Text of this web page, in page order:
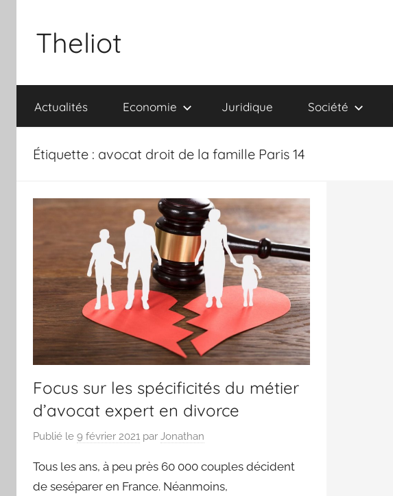
contenu
Theliot
Actualités Economie Juridique Société
Étiquette : avocat droit de la famille Paris 14
Focus sur les spécificités du métier
d’avocat expert en divorce
Publié le 9 février 2021 par Jonathan
Tous les ans, à peu près 60 000 couples décident
de seséparer en France. Néanmoins,